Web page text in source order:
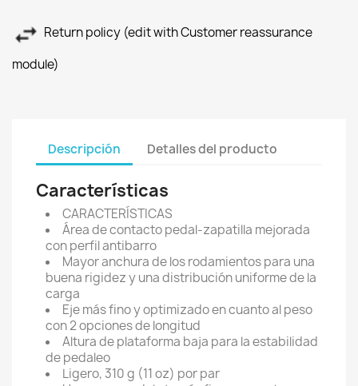
Return policy (edit with Customer reassurance
module)
Descripción Detalles del producto
Características
CARACTERÍSTICAS
Área de contacto pedal-zapatilla mejorada
con perfil antibarro
Mayor anchura de los rodamientos para una
buena rigidez y una distribución uniforme de la
carga
Eje más fino y optimizado en cuanto al peso
con 2 opciones de longitud
Altura de plataforma baja para la estabilidad
de pedaleo
Ligero, 310 g (11 oz) por par